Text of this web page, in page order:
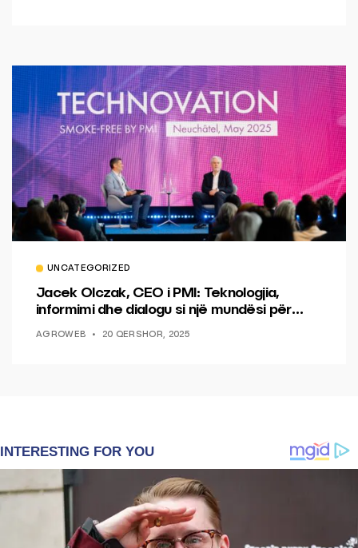
UNCATEGORIZED
Jacek Olczak, CEO i PMI: Teknologjia,
informimi dhe dialogu si një mundësi për
AGROWEB 20 QERSHOR, 2025